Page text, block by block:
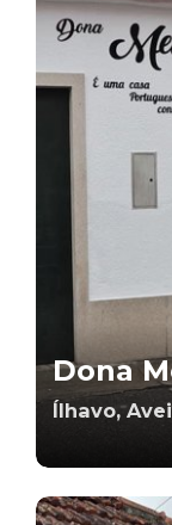
Dona
Ílhavo,